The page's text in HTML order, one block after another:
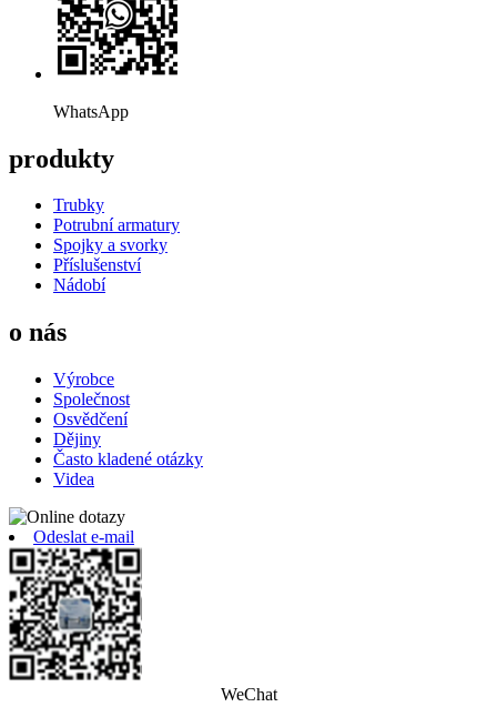
WhatsApp
produkty
Trubky
Potrubní armatury
Spojky a svorky
Příslušenství
Nádobí
o nás
Výrobce
Společnost
Osvědčení
Dějiny
Často kladené otázky
Videa
Odeslat e-mail
WeChat